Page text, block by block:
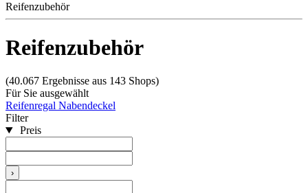
Reifenzubehör
Reifenzubehör
(40.067 Ergebnisse aus 143 Shops)
Für Sie ausgewählt
Reifenregal Nabendeckel
Filter
Preis
›